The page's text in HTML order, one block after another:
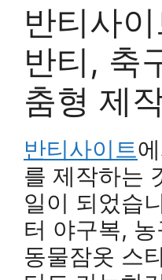
반티사
반티, 축
춤형 제
반티사이트
를 제작하는
일이 되었습
터 야구복,
동물잠옷 스